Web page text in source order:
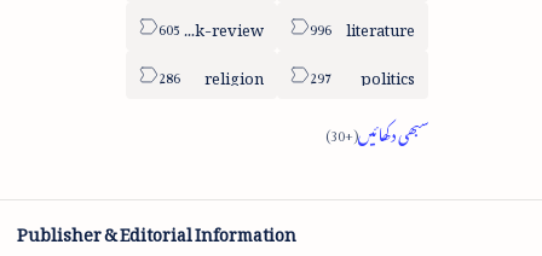
literature
book-review
politics
religion
Publisher & Editorial Information